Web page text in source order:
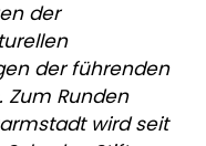
der
der führenden
Runden
wird seit